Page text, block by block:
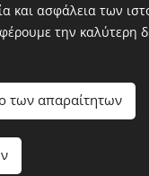
και ασφάλεια των
την καλύτερη
των απαραίτητων